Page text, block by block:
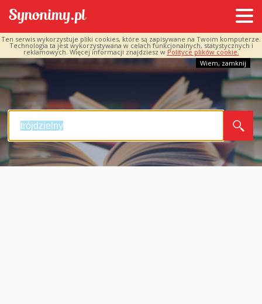
Ten serwis wykorzystuje pliki cookies, które są zapisywane na Twoim komputerze.
Technologia ta jest wykorzystywana w celach funkcjonalnych, statystycznych i
reklamowych. Więcej informacji znajdziesz w Polityce plików cookie.
Wiem, zamknij